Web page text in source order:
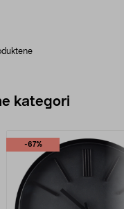
kategori
-67%